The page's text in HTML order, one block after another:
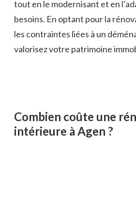
tout en le modernisant et en
besoins. En optant pour la
les contraintes liées à un
valorisez votre patrimoine
Combien coûte une
intérieure à Agen ?